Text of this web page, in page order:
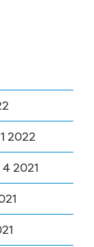
2022
2021